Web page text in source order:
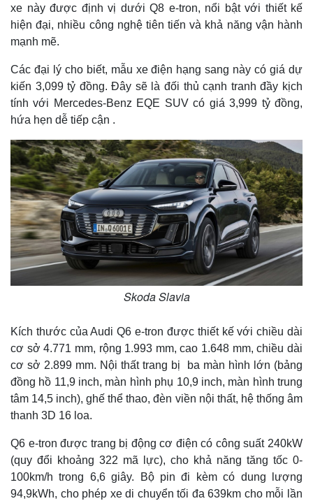
xe này được định vị dưới Q8 e-tron, nổi bật với thiết kế
hiện đại, nhiều công nghệ tiên tiến và khả năng vận hành
mạnh mẽ.
Các đại lý cho biết, mẫu xe điện hạng sang này có giá dự
kiến 3,099 tỷ đồng. Đây sẽ là đối thủ cạnh tranh đầy kịch
tính với Mercedes-Benz EQE SUV có giá 3,999 tỷ đồng,
hứa hẹn dễ tiếp cận .
Skoda Slavia
Kích thước của Audi Q6 e-tron được thiết kế với chiều dài
cơ sở 4.771 mm, rộng 1.993 mm, cao 1.648 mm, chiều dài
cơ sở 2.899 mm. Nội thất trang bị ba màn hình lớn (bảng
đồng hồ 11,9 inch, màn hình phụ 10,9 inch, màn hình trung
tâm 14,5 inch), ghế thể thao, đèn viền nội thất, hệ thống âm
thanh 3D 16 loa.
Q6 e-tron được trang bị động cơ điện có công suất 240kW
(quy đổi khoảng 322 mã lực), cho khả năng tăng tốc 0-
100km/h trong 6,6 giây. Bộ pin đi kèm có dung lượng
94,9kWh, cho phép xe di chuyển tối đa 639km cho mỗi lần